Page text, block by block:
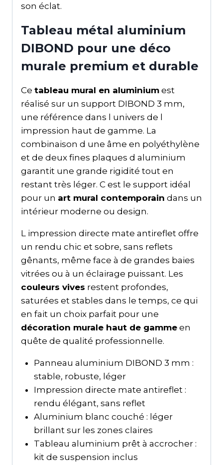
son éclat.
Tableau métal aluminium
DIBOND pour une déco
murale premium et durable
Ce tableau mural en aluminium est
réalisé sur un support DIBOND 3 mm,
une référence dans l univers de l
impression haut de gamme. La
combinaison d une âme en polyéthylène
et de deux fines plaques d aluminium
garantit une grande rigidité tout en
restant très léger. C est le support idéal
pour un art mural contemporain dans un
intérieur moderne ou design.
L impression directe mate antireflet offre
un rendu chic et sobre, sans reflets
gênants, même face à de grandes baies
vitrées ou à un éclairage puissant. Les
couleurs vives restent profondes,
saturées et stables dans le temps, ce qui
en fait un choix parfait pour une
décoration murale haut de gamme en
quête de qualité professionnelle.
Panneau aluminium DIBOND 3 mm :
stable, robuste, léger
Impression directe mate antireflet :
rendu élégant, sans reflet
Aluminium blanc couché : léger
brillant sur les zones claires
Tableau aluminium prêt à accrocher :
kit de suspension inclus